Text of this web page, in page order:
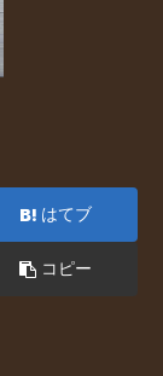
はてブ
コピー